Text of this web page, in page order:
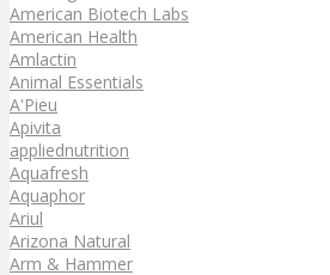
American Biotech Labs
American Health
Amlactin
Animal Essentials
A'Pieu
Apivita
appliednutrition
Aquafresh
Aquaphor
Ariul
Arizona Natural
Arm & Hammer